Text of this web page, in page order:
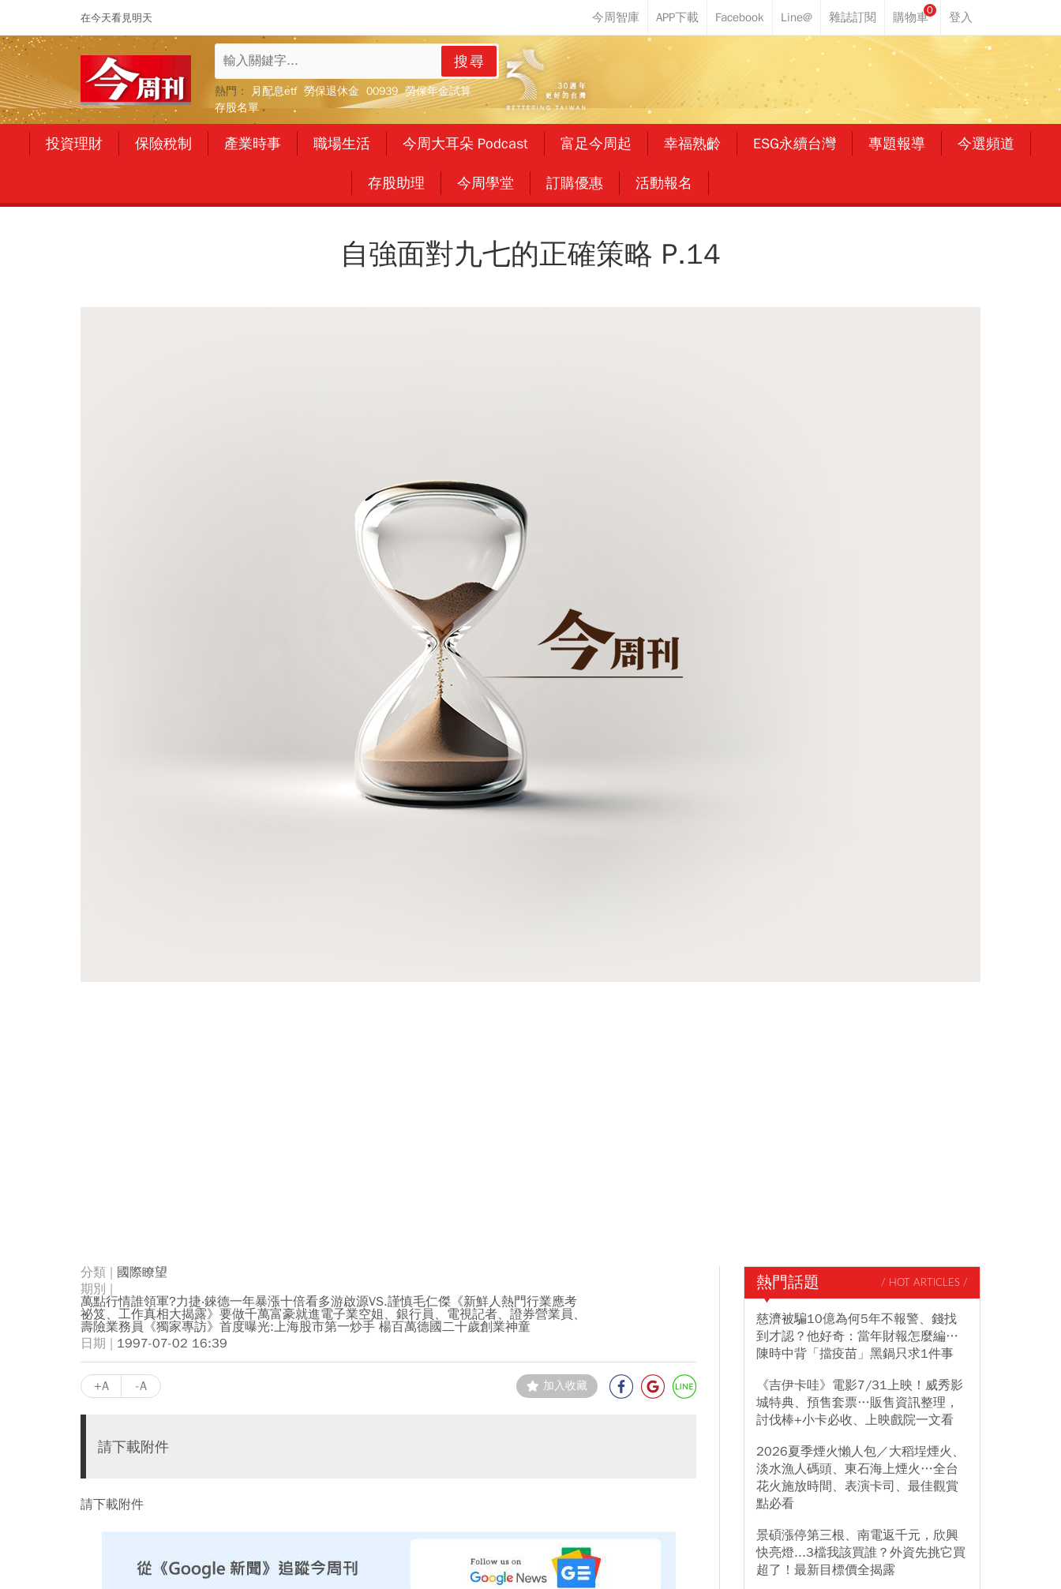
在今天看見明天
0
搜尋
熱門： 月配息etf 勞保退休金 00939 勞保年金試算
存股名單
投資理財 保險稅制 產業時事 職場生活 今周大耳朵 Podcast 富足今周起 幸福熟齡 ESG永續台灣 專題報導 今選頻道
存股助理 今周學堂 訂購優惠 活動報名
自強面對九七的正確策略 P.14
國際瞭望
萬點行情誰領軍?力捷‧錸德一年暴漲十倍看多游啟源VS.謹慎毛仁傑《新鮮人熱門行業應考
祕笈、工作真相大揭露》要做千萬富豪就進電子業空姐、銀行員、電視記者、證券營業員、
壽險業務員《獨家專訪》首度曝光:上海股市第一炒手 楊百萬德國二十歲創業神童
1997-07-02 16:39
+A -A 加入收藏
請下載附件
請下載附件
熱門話題 / HOT ARTICLES /
慈濟被騙10億為何5年不報警、錢找
到才認？他好奇：當年財報怎麼編…
陳時中背「擋疫苗」黑鍋只求1件事
《吉伊卡哇》電影7/31上映！威秀影
城特典、預售套票…販售資訊整理，
討伐棒+小卡必收、上映戲院一文看
2026夏季煙火懶人包／大稻埕煙火、
淡水漁人碼頭、東石海上煙火…全台
花火施放時間、表演卡司、最佳觀賞
點必看
景碩漲停第三根、南電返千元，欣興
快亮燈...3檔我該買誰？外資先挑它買
超了！最新目標價全揭露